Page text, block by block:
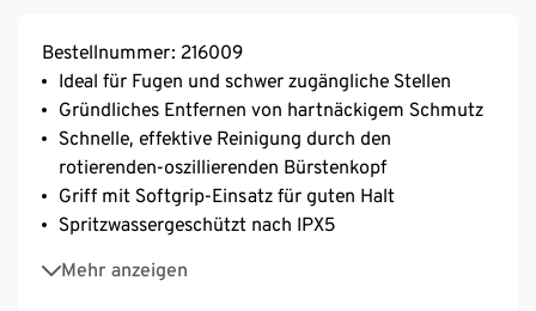
Bestellnummer: 216009
Ideal für Fugen und schwer zugängliche Stellen
Gründliches Entfernen von hartnäckigem Schmutz
Schnelle, effektive Reinigung durch den
rotierenden-oszillierenden Bürstenkopf
Griff mit Softgrip-Einsatz für guten Halt
Spritzwassergeschützt nach IPX5
Mehr anzeigen
4 Aufsätze für unterschiedliche
Anwendungsbereiche